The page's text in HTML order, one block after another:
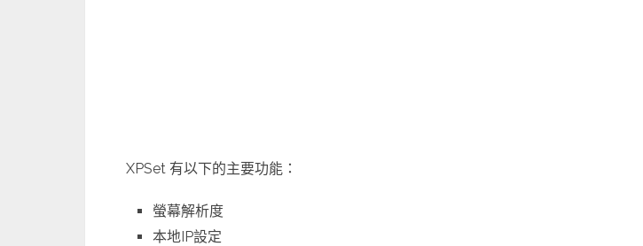
XPSet 有以下的主要功能：
螢幕解析度
本地IP設定